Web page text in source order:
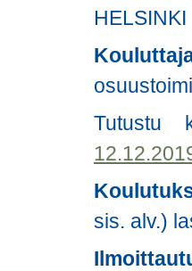
HELSINKI
Tutustu
sis. alv.)